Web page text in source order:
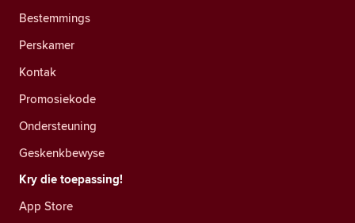
Bestemmings
Perskamer
Kontak
Promosiekode
Ondersteuning
Geskenkbewyse
Kry die toepassing!
App Store